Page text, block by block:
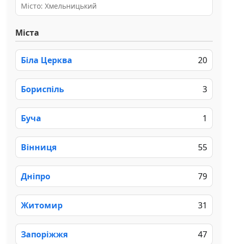
Місто: Хмельницький
Міста
Біла Церква 20
Бориспіль 3
Буча 1
Вінниця 55
Дніпро 79
Житомир 31
Запоріжжя 47